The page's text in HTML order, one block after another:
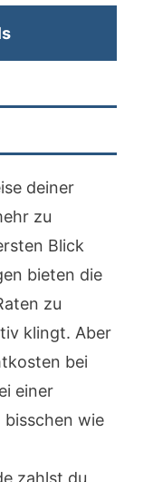
deiner
zu
Blick
bieten die
zu
klingt. Aber
bei
einer
bisschen wie
zahlst du